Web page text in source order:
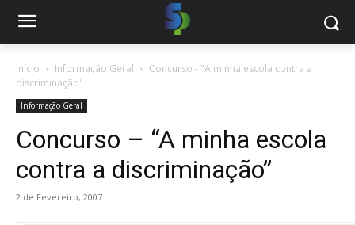
Início Informação Geral
Concurso - "A minha escola contra a
discriminação"
Informação Geral
Concurso – “A minha escola
contra a discriminação”
2 de Fevereiro, 2007